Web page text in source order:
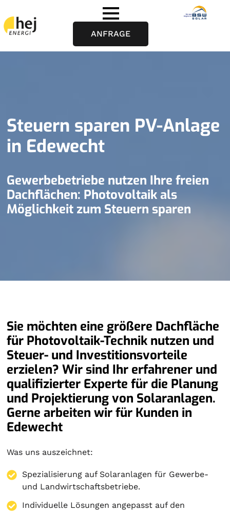
ANFRAGE
Steuern sparen PV-Anlage
in Edewecht
Gewerbebetriebe nutzen Ihre freien
Dachflächen: Photovoltaik als
Möglichkeit zum Steuern sparen
Sie möchten eine größere Dachfläche
für Photovoltaik-Technik nutzen und
Steuer- und Investitionsvorteile
erzielen? Wir sind Ihr erfahrener und
qualifizierter Experte für die Planung
und Projektierung von Solaranlagen.
Gerne arbeiten wir für Kunden in
Edewecht
Was uns auszeichnet:
Spezialisierung auf Solaranlagen für Gewerbe-
und Landwirtschaftsbetriebe.
Individuelle Lösungen angepasst auf den